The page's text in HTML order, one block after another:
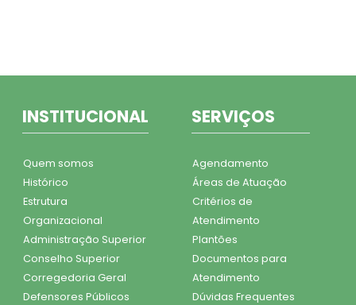
INSTITUCIONAL
Quem somos
Histórico
Estrutura
Organizacional
Administração Superior
Conselho Superior
Corregedoria Geral
Defensores Públicos
SERVIÇOS
Agendamento
Áreas de Atuação
Critérios de
Atendimento
Plantões
Documentos para
Atendimento
Dúvidas Frequentes